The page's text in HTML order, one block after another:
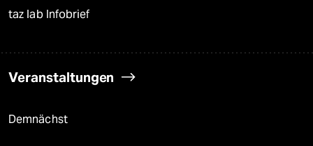
taz lab Infobrief
Veranstaltungen
Demnächst